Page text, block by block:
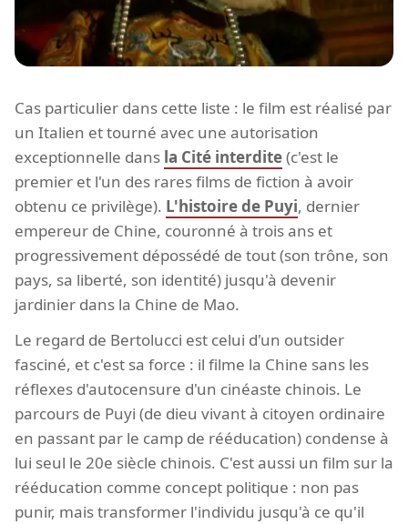
Cas particulier dans cette liste : le film est réalisé par
un Italien et tourné avec une autorisation
exceptionnelle dans la Cité interdite(c'est le
premier et l'un des rares films de fiction à avoir
obtenu ce privilège). L'histoire de Puyi, dernier
empereur de Chine, couronné à trois ans et
progressivement dépossédé de tout (son trône, son
pays, sa liberté, son identité) jusqu'à devenir
jardinier dans la Chine de Mao.
Le regard de Bertolucci est celui d'un outsider
fasciné, et c'est sa force : il filme la Chine sans les
réflexes d'autocensure d'un cinéaste chinois. Le
parcours de Puyi (de dieu vivant à citoyen ordinaire
en passant par le camp de rééducation) condense à
lui seul le 20e siècle chinois. C'est aussi un film sur la
rééducation comme concept politique : non pas
punir, mais transformer l'individu jusqu'à ce qu'il